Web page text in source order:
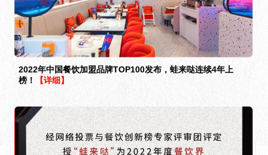
2022年中国餐饮加盟品牌TOP100发布，蛙来哒连续4年上
榜！
【详细】